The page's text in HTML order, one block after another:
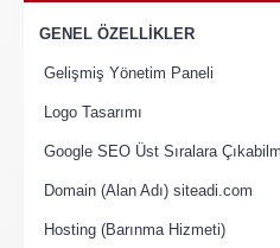
GENEL ÖZELLİKLER
Gelişmiş Yönetim Paneli
Logo Tasarımı
Google SEO Üst Sıralara
Domain (Alan Adı) siteadi.com
Hosting (Barınma Hizmeti)